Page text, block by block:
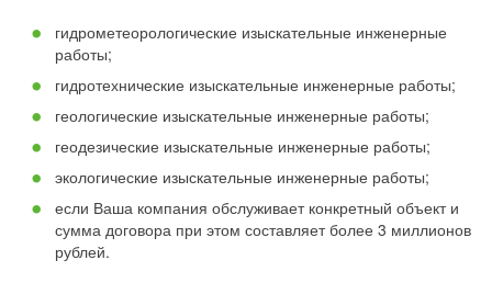
гидрометеорологические изыскательные инженерные
работы;
гидротехнические изыскательные инженерные работы;
геологические изыскательные инженерные работы;
геодезические изыскательные инженерные работы;
экологические изыскательные инженерные работы;
если Ваша компания обслуживает конкретный объект и
сумма договора при этом составляет более 3 миллионов
рублей.